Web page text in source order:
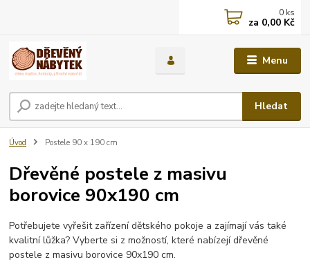
Menu
Hledat
0 ks
za 0,00 Kč
Úvod Postele 90 x 190 cm
Dřevěné postele z masivu
borovice 90x190 cm
Potřebujete vyřešit zařízení dětského pokoje a zajímají vás také
kvalitní lůžka? Vyberte si z možností, které nabízejí dřevěné
postele z masivu borovice 90x190 cm.